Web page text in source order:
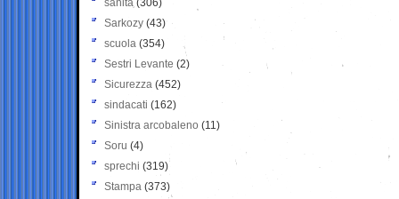
sanità (306)
Sarkozy (43)
scuola (354)
Sestri Levante (2)
Sicurezza (452)
sindacati (162)
Sinistra arcobaleno (11)
Soru (4)
sprechi (319)
Stampa (373)